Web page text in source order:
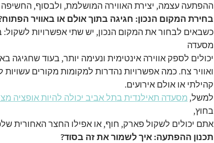
ההפתעה עצמה, יצירת האווירה המושלמת, ולבסוף, החשיפה
בחירת המקום הנכון: חגיגה בתוך אולם או באוויר
כשבאים לבחור את המקום הנכון, יש שתי אפשרויות
מסעדה
יכולים לספק אווירה אינטימית ונעימה יותר, בעוד שחגיגה
ואוויר צח. כמה אפשרויות נהדרות למקומות מקורים
קהילתי או אולם אירועים.
למשל, מסעדה תאילנדית בתל אביב יכולה להיות אופציה
בחוץ,
אתם יכולים לשקול פארק, חוף, או אפילו החצר האחורית
תכנון ההפתעה: איך לשמור את זה בסוד?